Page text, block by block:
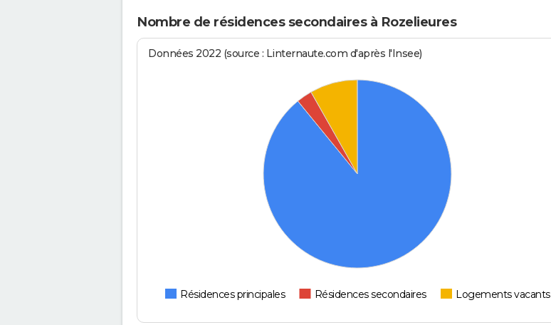
Nombre de résidences secondaires à Rozelieures
Données 2022 (source : Linternaute.com d'après l'Insee)
Résidences principales Résidences secondaires Logements vacants